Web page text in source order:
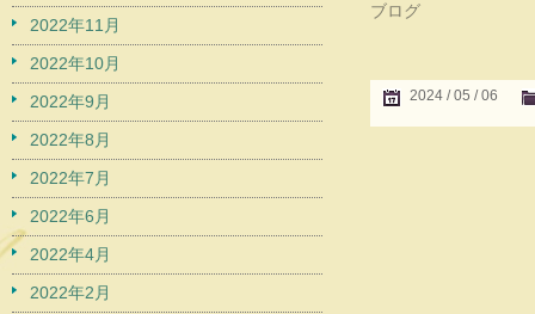
ブログ
2024 / 05 / 06
2022年11月
2022年10月
2022年9月
2022年8月
2022年7月
2022年6月
2022年4月
2022年2月